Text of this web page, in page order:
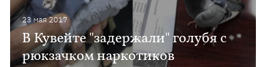
23 мая 2017
В Кувейте "задержали" голубя с
рюкзачком наркотиков